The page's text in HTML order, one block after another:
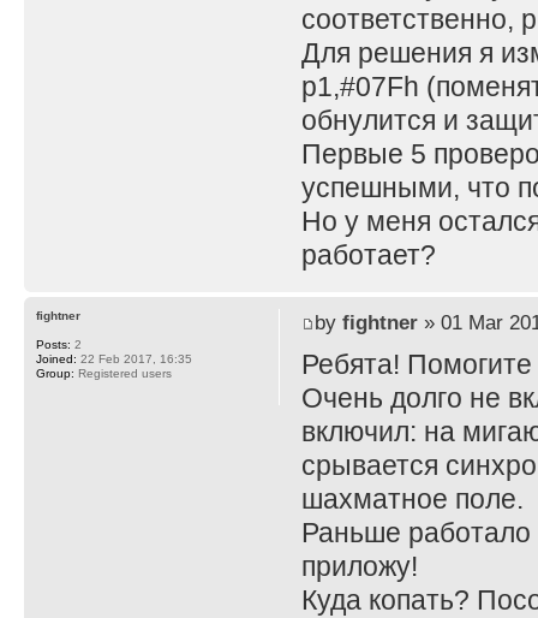
соответственно,
Для решения я
p1,#07Fh
обнулится и
Первые 5
успешными, что
Но у меня
работает?
by fightner» 01 Mar
Ребята!
Очень долго не
включил: на
срывается
шахматное поле.
Раньше работало
приложу!
Куда копать?
fightner
Posts: 2
Joined: 22 Feb 2017, 16:35
Group: Registered users